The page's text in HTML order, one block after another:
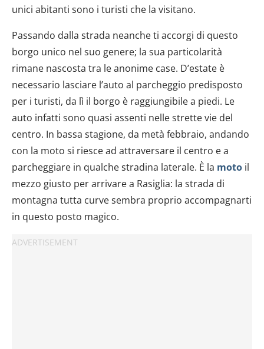
unici abitanti sono i turisti che la visitano.
Passando dalla strada neanche ti accorgi di questo
borgo unico nel suo genere; la sua particolarità
rimane nascosta tra le anonime case. D’estate è
necessario lasciare l’auto al parcheggio predisposto
per i turisti, da lì il borgo è raggiungibile a piedi. Le
auto infatti sono quasi assenti nelle strette vie del
centro. In bassa stagione, da metà febbraio, andando
con la moto si riesce ad attraversare il centro e a
parcheggiare in qualche stradina laterale. È la moto il
mezzo giusto per arrivare a Rasiglia: la strada di
montagna tutta curve sembra proprio accompagnarti
in questo posto magico.